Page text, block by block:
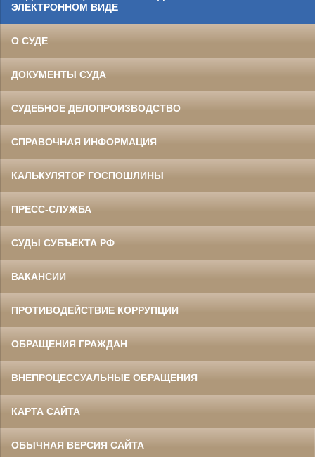
ЭЛЕКТРОННОМ ВИДЕ
О СУДЕ
ДОКУМЕНТЫ СУДА
СУДЕБНОЕ ДЕЛОПРОИЗВОДСТВО
СПРАВОЧНАЯ ИНФОРМАЦИЯ
КАЛЬКУЛЯТОР ГОСПОШЛИНЫ
ПРЕСС-СЛУЖБА
СУДЫ СУБЪЕКТА РФ
ВАКАНСИИ
ПРОТИВОДЕЙСТВИЕ КОРРУПЦИИ
ОБРАЩЕНИЯ ГРАЖДАН
ВНЕПРОЦЕССУАЛЬНЫЕ ОБРАЩЕНИЯ
КАРТА САЙТА
ОБЫЧНАЯ ВЕРСИЯ САЙТА